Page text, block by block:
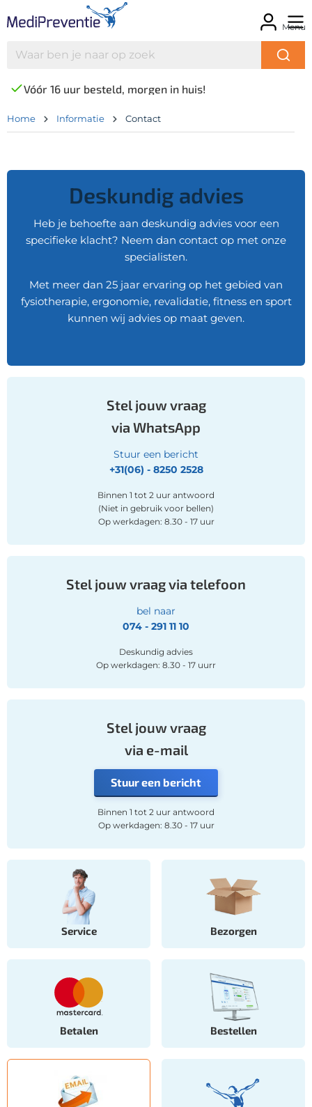
Menu
Vóór 16 uur besteld, morgen in huis!
Home Informatie Contact
Deskundig advies
Heb je behoefte aan deskundig advies voor een
specifieke klacht? Neem dan contact op met onze
specialisten.
Met meer dan 25 jaar ervaring op het gebied van
fysiotherapie, ergonomie, revalidatie, fitness en sport
kunnen wij advies op maat geven.
Stel jouw vraag
via WhatsApp
Stuur een bericht
+31(06) - 8250 2528‍
Binnen 1 tot 2 uur antwoord
(Niet in gebruik voor bellen)
Op werkdagen: 8.30 - 17 uur
Stel jouw vraag via telefoon
bel naar
074 - 291 11 10
Deskundig advies
Op werkdagen: 8.30 - 17 uurr
Stel jouw vraag
via e-mail
Stuur een bericht
Binnen 1 tot 2 uur antwoord
Op werkdagen: 8.30 - 17 uur
Service Bezorgen
Betalen Bestellen